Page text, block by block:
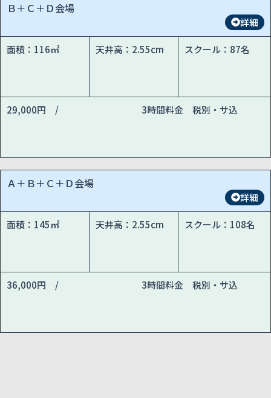
Ｂ＋Ｃ＋Ｄ会場
詳細
面積：116㎡ 天井高：2.55cm スクール：87名
29,000円 / 3時間料金 税別・サ込
Ａ＋Ｂ＋Ｃ＋Ｄ会場
詳細
面積：145㎡ 天井高：2.55cm スクール：108名
36,000円 / 3時間料金 税別・サ込